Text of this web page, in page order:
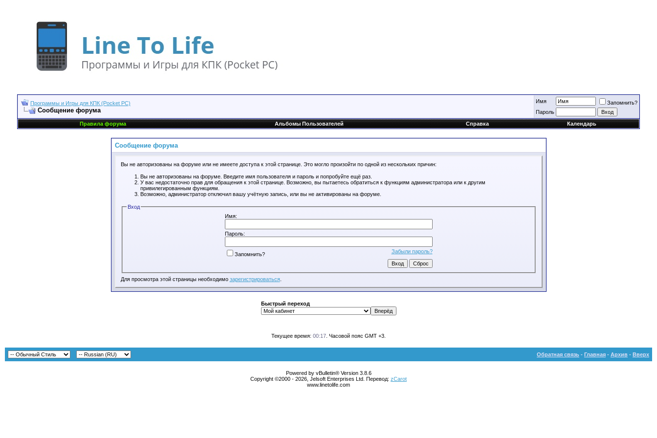
Программы и Игры для КПК (Pocket PC)
Сообщение форума
Имя
Запомнить?
Пароль
Правила форума
Альбомы Пользователей Справка Календарь
Сообщение форума
Вы не авторизованы на форуме или не имеете доступа к этой странице. Это могло произойти по одной из нескольких причин:
Вы не авторизованы на форуме. Введите имя пользователя и пароль и попробуйте ещё раз.
У вас недостаточно прав для обращения к этой странице. Возможно, вы пытаетесь обратиться к функциям администратора или к другим
привилегированным функциям.
Возможно, администратор отключил вашу учётную запись, или вы не активированы на форуме.
Вход
Имя:
Пароль:
Забыли пароль?
Запомнить?
Для просмотра этой страницы необходимо зарегистрироваться.
Быстрый переход
Текущее время: 00:17 . Часовой пояс GMT +3.
Обратная связь - Главная - Архив - Вверх
Powered by vBulletin® Version 3.8.6
Copyright ©2000 - 2026, Jelsoft Enterprises Ltd. Перевод: zCarot
www.linetolife.com